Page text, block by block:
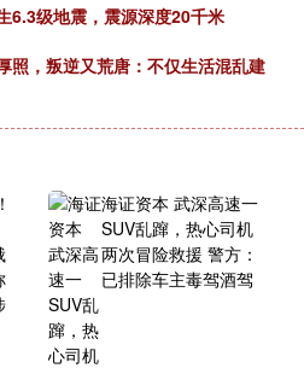
6.3级地震，震源深度20千米
照，叛逆又荒唐：不仅生活混乱建
海证资本 武深高速一
SUV乱蹿，热心司机
两次冒险救援 警方：
已排除车主毒驾酒驾